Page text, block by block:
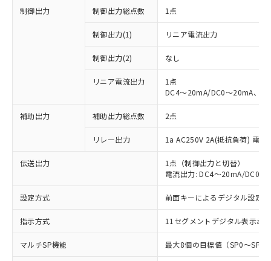
制御出力 制御出力総点数 1点
制御出力(1) リニア電流出力
制御出力(2) なし
リニア電流出力
1点
DC4～20mA/DC0～20mA、
補助出力 補助出力総点数 2点
リレー出力 1a AC250V 2A(抵抗負荷) 電
伝送出力
1点（制御出力と切替）
電流出力: DC4～20mA/DC0
設定方式 前面キーによるデジタル設定
指示方式 11セグメントデジタル表示お
マルチSP機能 最大8個の目標値（SP0～SP7